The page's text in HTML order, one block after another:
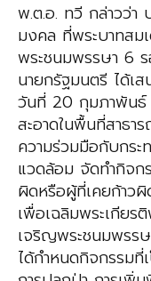
พ.ต.อ. ทวี กล่าวว่า
มงคล ที่พระบาทสม
พระชนมพรรษา 6
นายกรัฐมนตรี ได้เ
วันที่ 20 กุมภาพันธ์
สะอาดในพื้นที่สาธา
ความร่วมมือกับกระ
แวดล้อม จัดทำกิจก
ผิดหรือผู้ที่เคยก้าว
เพื่อเฉลิมพระเกียร
เจริญพระชนมพรร
ได้กำหนดกิจกรรม